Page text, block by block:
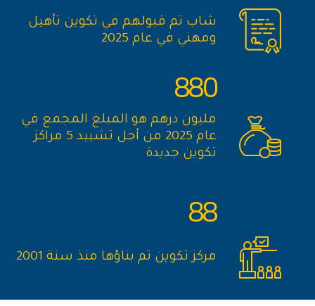
شاب تم قبولهم في تكوين تأهيل
ومهني في عام 2025
880
مليون درهم هو المبلغ المجمع في
عام 2025 من أجل تشييد 5 مراكز
تكوين جديدة
88
مركز تكوين تم بناؤها منذ سنة 2001